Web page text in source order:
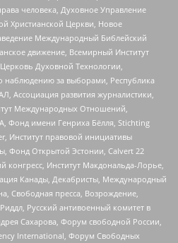
человека, Духовное Управление
Христианской Церкви, Новое
Международный Библейский
движение, Всемирный Институт
Духовной Технологии,
наблюдению за выборами, Республика
развития журналистики,
Международных Отношений,
имени Генриха Бёлля, Stichting
Институт правовой инициативы
Фонд Открытой Эстонии, Calvert 22
конгресс, Институт Макдональда-Лорье,
Канады, Декабристы, Международный
Свободная пресса, Возрождение,
Русский антивоенный комитет в
Сахарова, Форум свободной России,
International, Форум Свободных